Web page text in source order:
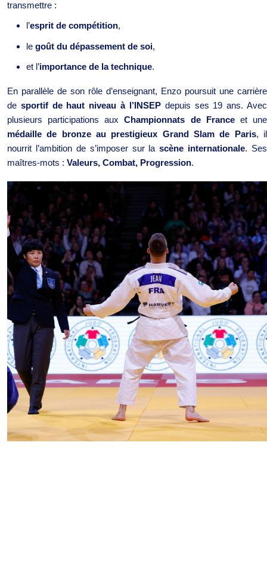
transmettre :
l’esprit de compétition,
le goût du dépassement de soi,
et l’importance de la technique.
En parallèle de son rôle d’enseignant, Enzo poursuit une carrière
de sportif de haut niveau à l’INSEPdepuis ses 19 ans. Avec
plusieurs participations auxChampionnats de Franceet une
médaille de bronze au prestigieux Grand Slam de Paris, il
nourrit l’ambition de s’imposer sur lascène internationale. Ses
maîtres-mots : Valeurs, Combat, Progression.